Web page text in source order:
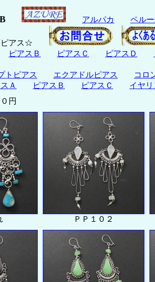
アルパカ ペル
ピアス☆
ピアスＢ ピアスＣ ピアスＤ
トピアス エクアドルピアス
コロ
Ａ
ピアスＢ ピアスＣ
イヤ
円
ＰＰ１０２